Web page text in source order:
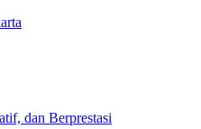
dan Berprestasi